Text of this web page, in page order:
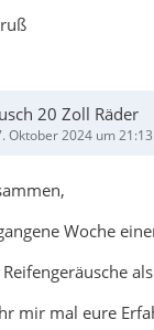
20 Zoll Räder
Oktober 2024 um 21:13
Woche
mir mal eure